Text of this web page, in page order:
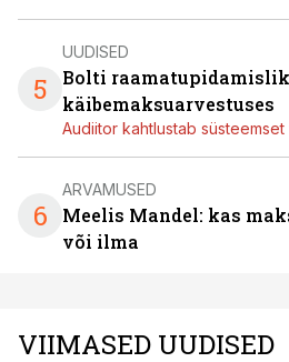
5
UUDISED
Bolti
käibemaksuarvestuses
Audiitor kahtlustab süsteemset
6
ARVAMUSED
Meelis Mandel: kas
või ilma
VIIMASED UUDISED